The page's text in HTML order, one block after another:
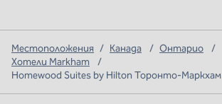
Местоположения / Канада / Онтарио
/
Хотели Markham
/
Homewood Suites by Hilton Торонто-Маркхам